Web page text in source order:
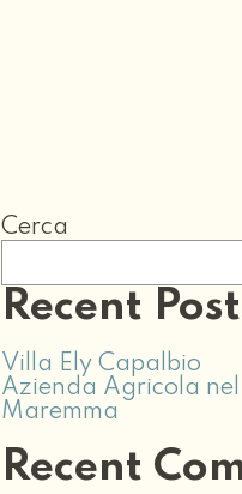
Cerca
Recent
Villa Ely Capalbio
Azienda Agricola
Maremma
Recent